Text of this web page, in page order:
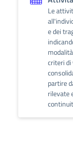
Le
e dei
criteri di
partire
rilevate